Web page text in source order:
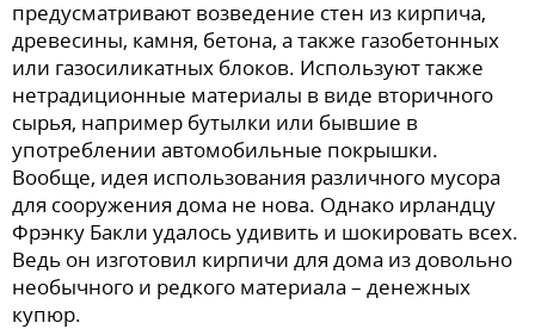
предусматривают возведение стен из кирпича,
древесины, камня, бетона, а также газобетонных
или газосиликатных блоков. Используют также
нетрадиционные материалы в виде вторичного
сырья, например бутылки или бывшие в
употреблении автомобильные покрышки.
Вообще, идея использования различного мусора
для сооружения дома не нова. Однако ирландцу
Фрэнку Бакли удалось удивить и шокировать всех.
Ведь он изготовил кирпичи для дома из довольно
необычного и редкого материала – денежных
купюр.